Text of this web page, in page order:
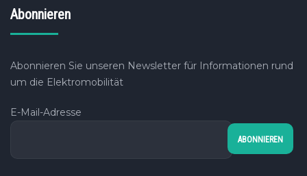
Abonnieren
Abonnieren Sie unseren Newsletter für Informationen rund
um die Elektromobilität
E-Mail-Adresse